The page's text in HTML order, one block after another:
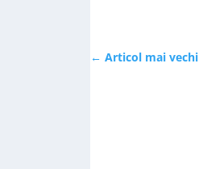
← Articol mai vechi